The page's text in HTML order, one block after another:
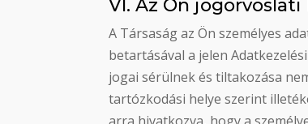
VI. Az Ön
A Társaság az Ön személyes
betartásával a jelen
jogai sérülnek és tiltakozása
tartózkodási helye szerint